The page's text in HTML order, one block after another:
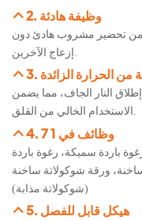
2. وظيفة هادئة
تحضير مشروب هادئ دون
من الحرارة الزائدة
النار الجاف، مما يضمن
الاستخدام الخالي من القلق.
4. 7 وظائف في 1
باردة سميكة، رغوة باردة
ورقة شوكولاتة ساخنة
(شوكولاتة مذابة)
5. هيكل قابل للفصل